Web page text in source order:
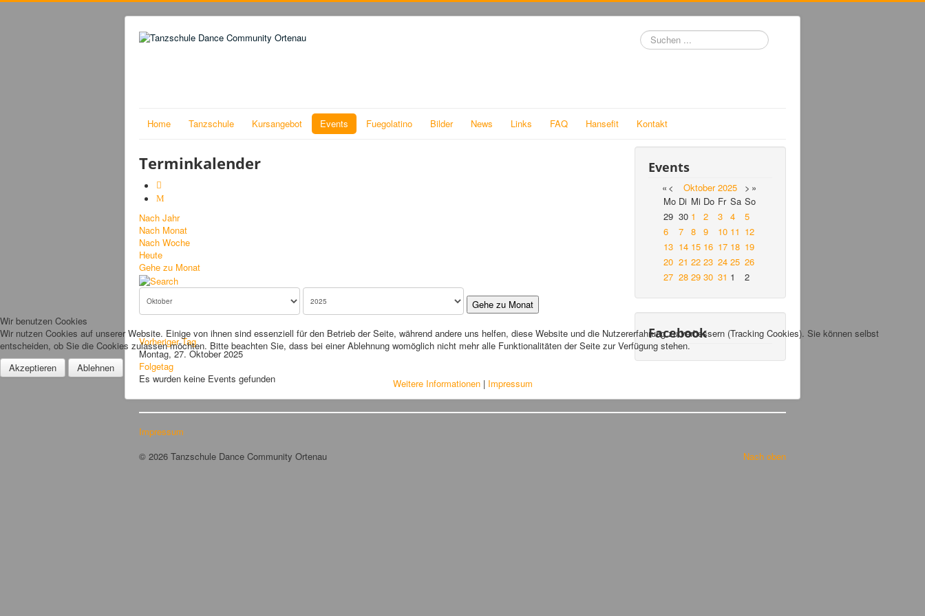
Suchen
...
Home Tanzschule Kursangebot Events Fuegolatino Bilder News Links FAQ Hansefit Kontakt
Terminkalender
Nach Jahr
Nach Monat
Nach Woche
Heute
Gehe zu Monat
Gehe zu Monat
Vorheriger Tag
Montag, 27. Oktober 2025
Folgetag
Es wurden keine Events gefunden
Events
« < Oktober 2025 > »
Mo Di Mi Do Fr Sa So
29 30 1 2 3 4
5
6
7 8 9 10 11 12
13 14 15 16 17 18 19
20 21 22 23 24 25 26
27 28 29 30 31 1 2
Facebook
Impressum
Nach oben
© 2026 Tanzschule Dance Community Ortenau
Wir benutzen Cookies
Wir nutzen Cookies auf unserer Website. Einige von ihnen sind essenziell für den Betrieb der Seite, während andere uns helfen, diese Website und die Nutzererfahrung zu verbessern (Tracking Cookies). Sie können selbst
entscheiden, ob Sie die Cookies zulassen möchten. Bitte beachten Sie, dass bei einer Ablehnung womöglich nicht mehr alle Funktionalitäten der Seite zur Verfügung stehen.
Akzeptieren
Ablehnen
Weitere Informationen| Impressum